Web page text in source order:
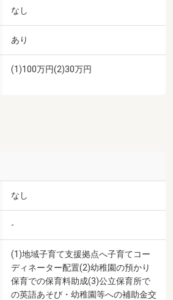
なし
あり
(1)100万円(2)30万円
なし
-
(1)地域子育て支援拠点へ子育てコー
ディネーター配置(2)幼稚園の預かり
保育での保育料助成(3)公立保育所で
の英語あそび・幼稚園等への補助金交